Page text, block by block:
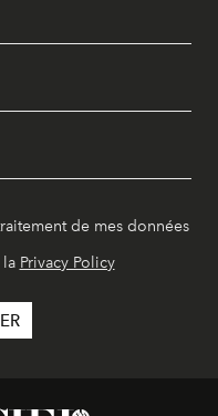
de mes données
la Privacy Policy